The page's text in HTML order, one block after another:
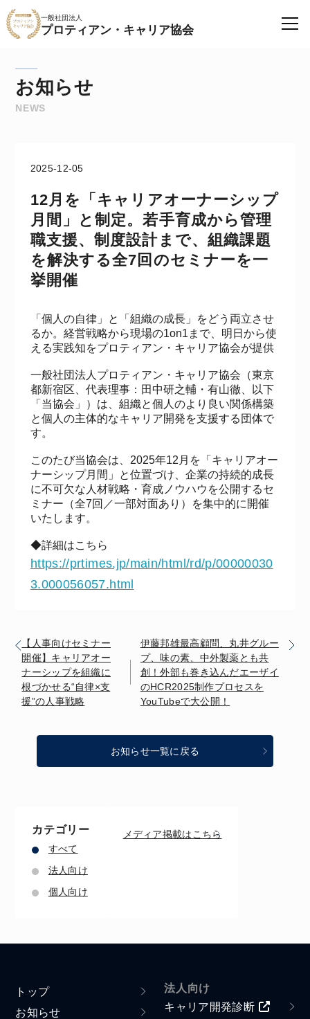
一般社団法人
プロティアン・キャリア協会
お知らせ
NEWS
2025-12-05
12月を「キャリアオーナーシップ
月間」と制定。若手育成から管理
職支援、制度設計まで、組織課題
を解決する全7回のセミナーを一
挙開催
「個人の自律」と「組織の成長」をどう両立させ
るか。経営戦略から現場の1on1まで、明日から使
える実践知をプロティアン・キャリア協会が提供
一般社団法人プロティアン・キャリア協会（東京
都新宿区、代表理事：田中研之輔・有山徹、以下
「当協会」）は、組織と個人のより良い関係構築
と個人の主体的なキャリア開発を支援する団体で
す。
このたび当協会は、2025年12月を「キャリアオー
ナーシップ月間」と位置づけ、企業の持続的成長
に不可欠な人材戦略・育成ノウハウを公開するセ
ミナー（全7回／一部対面あり）を集中的に開催
いたします。
◆詳細はこちら
https://prtimes.jp/main/html/rd/p/00000030
3.000056057.html
【人事向けセミナー
開催】キャリアオー
ナーシップを組織に
根づかせる“自律×支
援”の人事戦略
伊藤邦雄最高顧問、丸井グルー
プ、味の素、中外製薬とも共
創！外部も巻き込んだエーザイ
のHCR2025制作プロセスを
YouTubeで大公開！
お知らせ一覧に戻る
カテゴリー
すべて
法人向け
個人向け
メディア掲載はこちら
トップ
お知らせ
法人向け
キャリア開発診断